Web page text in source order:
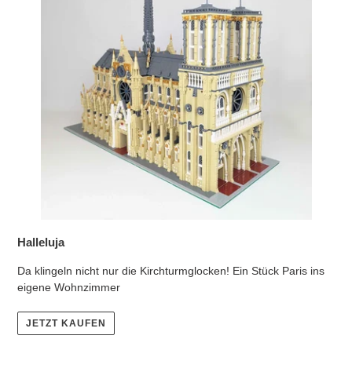
Halleluja
Da klingeln nicht nur die Kirchturmglocken! Ein Stück Paris ins
eigene Wohnzimmer
JETZT KAUFEN